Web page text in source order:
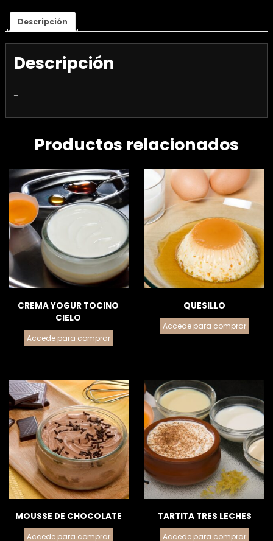
Descripción
Descripción
–
Productos relacionados
CREMA YOGUR TOCINO
CIELO
Accede para comprar
QUESILLO
Accede para comprar
MOUSSE DE CHOCOLATE
Accede para comprar
TARTITA TRES LECHES
Accede para comprar